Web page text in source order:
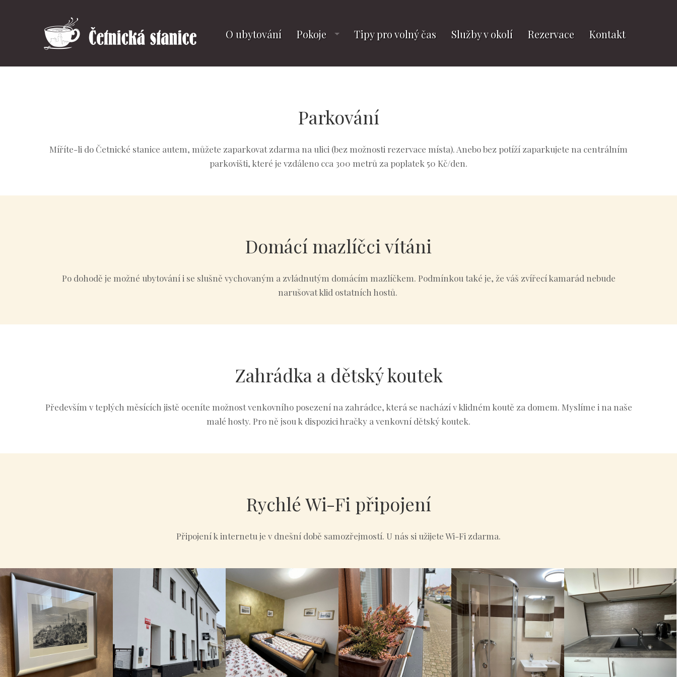
O ubytování Pokoje Tipy pro volný čas Služby v okolí Rezervace Kontakt
Parkování
Míříte-li do Četnické stanice autem, můžete zaparkovat zdarma na ulici (bez možnosti rezervace místa). Anebo bez potíží zaparkujete na centrálním
parkovišti, které je vzdáleno cca 300 metrů za poplatek 50 Kč/den.
Domácí mazlíčci vítáni
Po dohodě je možné ubytování i se slušně vychovaným a zvládnutým domácím mazlíčkem. Podmínkou také je, že váš zvířecí kamarád nebude
narušovat klid ostatních hostů.
Zahrádka a dětský koutek
Především v teplých měsících jistě oceníte možnost venkovního posezení na zahrádce, která se nachází v klidném koutě za domem. Myslíme i na naše
malé hosty. Pro ně jsou k dispozici hračky a venkovní dětský koutek.
Rychlé Wi-Fi připojení
Připojení k internetu je v dnešní době samozřejmostí. U nás si užijete Wi-Fi zdarma.